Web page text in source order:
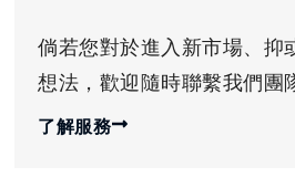
倘若您對於進入新市場、抑
想法，歡迎隨時聯繫我們團
了解服務